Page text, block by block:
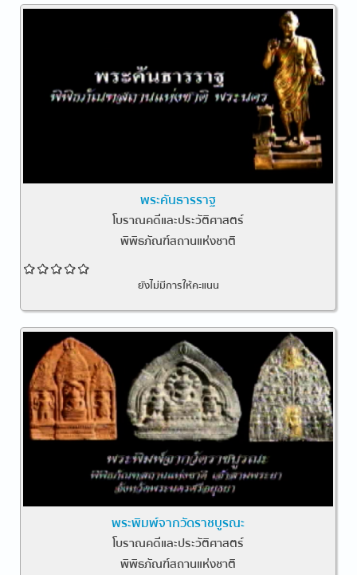
พระคันธารราฐ
โบราณคดีและประวัติศาสตร์
พิพิธภัณฑ์สถานแห่งชาติ
ยังไม่มีการให้คะแนน
พระพิมพ์จากวัดราชบูรณะ
โบราณคดีและประวัติศาสตร์
พิพิธภัณฑ์สถานแห่งชาติ